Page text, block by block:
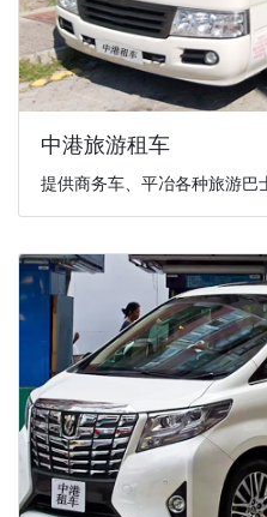
中港旅游租车
提供商务车、平冶各种旅游巴